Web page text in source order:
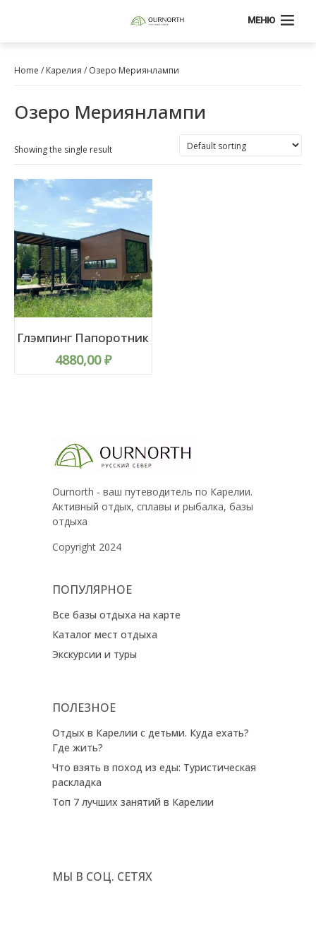
МЕНЮ
Home / Карелия / Озеро Мериянлампи
Озеро Мериянлампи
Showing the single result
Глэмпинг Папоротник
4880,00₽
Ournorth - ваш путеводитель по Карелии.
Активный отдых, сплавы и рыбалка, базы
отдыха
Copyright 2024
ПОПУЛЯРНОЕ
Все базы отдыха на карте
Каталог мест отдыха
Экскурсии и туры
ПОЛЕЗНОЕ
Отдых в Карелии с детьми. Куда ехать?
Где жить?
Что взять в поход из еды: Туристическая
раскладка
Топ 7 лучших занятий в Карелии
МЫ В СОЦ. СЕТЯХ